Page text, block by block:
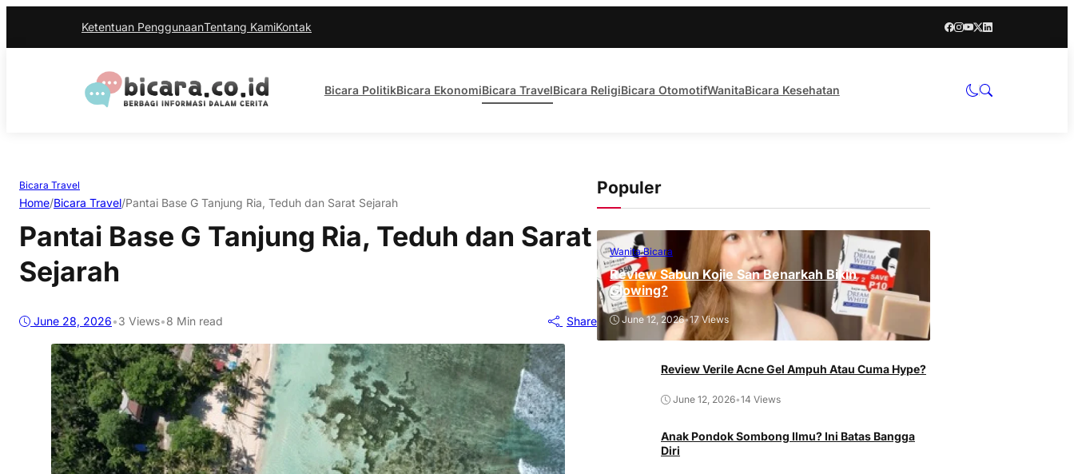
Ketentuan PenggunaanTentang KamiKontak
Bicara PolitikBicara EkonomiBicara TravelBicara ReligiBicara OtomotifWanitaBicara Kesehatan
Bicara Travel
Home/Bicara Travel/Pantai Base G Tanjung Ria, Teduh dan Sarat Sejarah
Pantai Base G Tanjung Ria, Teduh dan Sarat
Sejarah
June 28, 2026•3 Views•8 Min read Share
Populer
Wanita Bicara
Review Sabun Kojie San Benarkah Bikin
Glowing?
June 12, 2026•17 Views
Review Verile Acne Gel Ampuh Atau Cuma Hype?
June 12, 2026•14 Views
Anak Pondok Sombong Ilmu? Ini Batas Bangga
Diri